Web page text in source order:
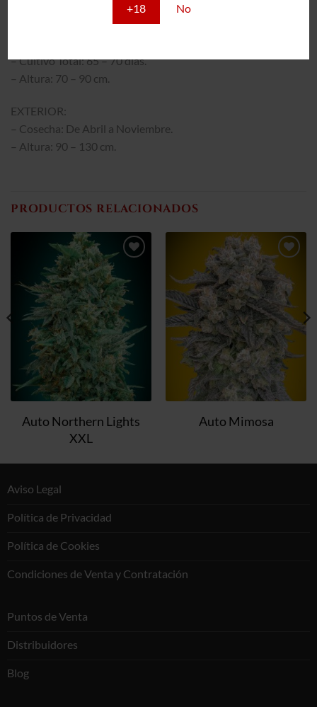
+18 No
– Cultivo Total: 65 – 70 días.
– Altura: 70 – 90 cm.
EXTERIOR:
– Cosecha: De Abril a Noviembre.
– Altura: 90 – 130 cm.
PRODUCTOS RELACIONADOS
lista de
deseos
Auto Northern Lights
XXL
Añadir
a la
lista de
deseos
Auto Mimosa
Aviso Legal
Política de Privacidad
Política de Cookies
Condiciones de Venta y Contratación
Puntos de Venta
Distribuidores
Blog